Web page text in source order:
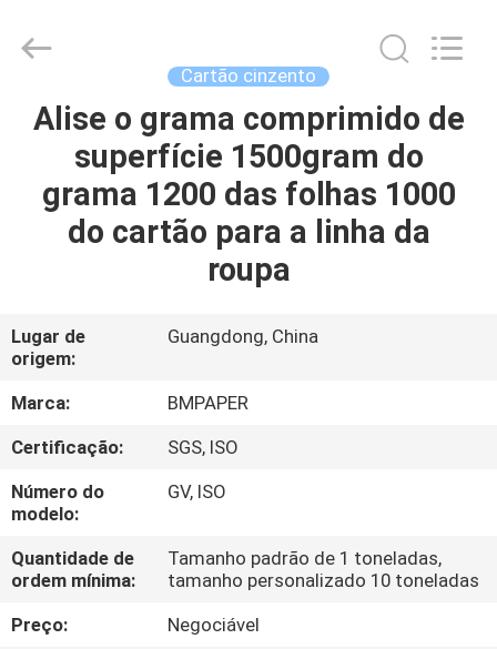
PARA
CASA
PRODUTOS
NÓS
VISITA
À
FÁBRICA
CONTROLE
DE
QUALIDADE
BMPAPER
CO.,LTD.
Reserved.
Cartão cinzento
Alise o grama comprimido de
superfície 1500gram do
grama 1200 das folhas 1000
do cartão para a linha da
roupa
Lugar de
origem:
Guangdong, China
Marca:
BMPAPER
Certificação:
SGS, ISO
Número do
modelo:
GV, ISO
Quantidade de
ordem mínima:
Tamanho padrão de 1 toneladas,
tamanho personalizado 10 toneladas
Preço:
Negociável